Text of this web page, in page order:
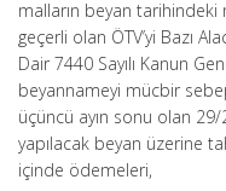
malların beyan
geçerli olan ÖTV’yi Bazı
Dair 7440 Sayılı Kanun
beyannameyi mücbir
üçüncü ayın sonu olan
yapılacak beyan üzerine
içinde ödemeleri,